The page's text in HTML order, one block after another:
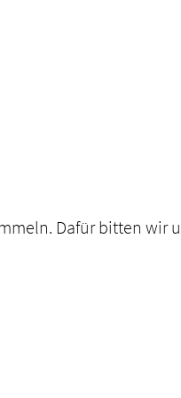
Dafür bitten wir